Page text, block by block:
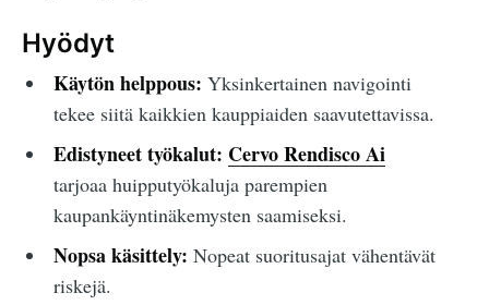
Hyödyt
Käytön helppous: Yksinkertainen navigointi
tekee siitä kaikkien kauppiaiden saavutettavissa.
Edistyneet työkalut: Cervo Rendisco Ai
tarjoaa huipputyökaluja parempien
kaupankäyntinäkemysten saamiseksi.
Nopsa käsittely: Nopeat suoritusajat vähentävät
riskejä.